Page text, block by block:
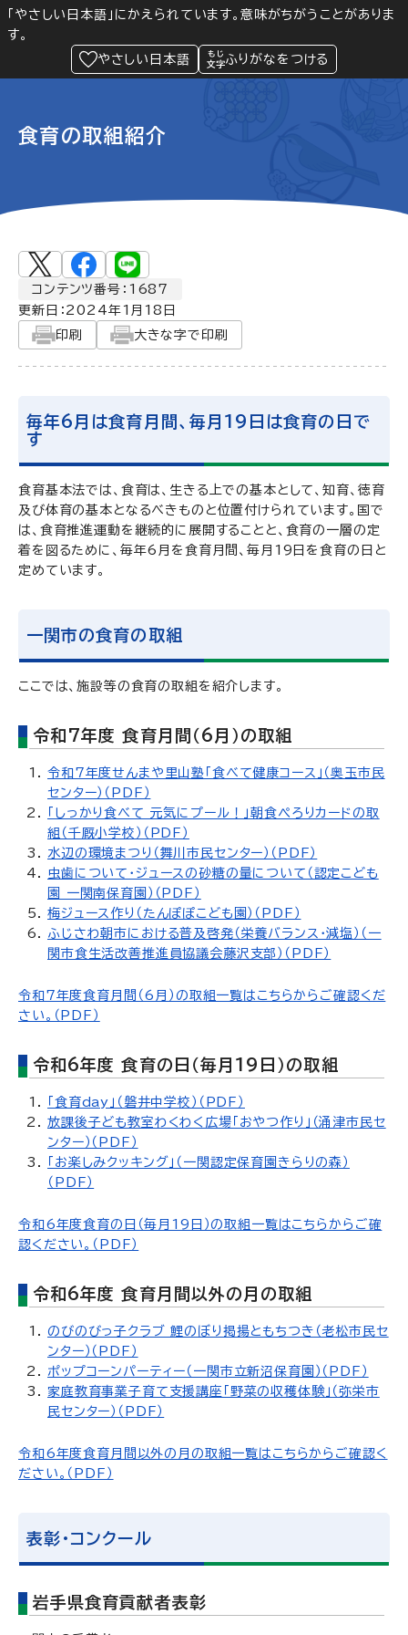
「やさしい日本語」にかえられています。意味がちがうことがありま
す。
やさしい日本語
ふりがなをつける
Language 閲覧支援
緊急情報
食育の取組紹介
コンテンツ番号：1687
更新日： 2024年1月18日
印刷
大きな字で印刷
毎年6月は食育月間、毎月19日は食育の日で
す
食育基本法では、食育は、生きる上での基本として、知育、徳育
及び体育の基本となるべきものと位置付けられています。国で
は、食育推進運動を継続的に展開することと、食育の一層の定
着を図るために、毎年6月を食育月間、毎月19日を食育の日と
定めています。
一関市の食育の取組
ここでは、施設等の食育の取組を紹介します。
令和7年度 食育月間（6月）の取組
令和7年度せんまや里山塾「食べて健康コース」（奥玉市民
センター）（PDF）
「しっかり食べて 元気にプール！」朝食ぺろりカードの取
組（千厩小学校）（PDF）
水辺の環境まつり（舞川市民センター）（PDF）
虫歯について・ジュースの砂糖の量について（認定こども
園 一関南保育園）（PDF）
梅ジュース作り（たんぽぽこども園）（PDF）
ふじさわ朝市における普及啓発（栄養バランス・減塩）（一
関市食生活改善推進員協議会藤沢支部）（PDF）
令和7年度食育月間（6月）の取組一覧はこちらからご確認くだ
さい。（PDF）
令和6年度 食育の日（毎月19日）の取組
「食育day」（磐井中学校）（PDF）
放課後子ども教室わくわく広場「おやつ作り」（涌津市民セ
ンター）（PDF）
「お楽しみクッキング」（一関認定保育園きらりの森）
（PDF）
令和6年度食育の日（毎月19日）の取組一覧はこちらからご確
認ください。（PDF）
令和6年度 食育月間以外の月の取組
のびのびっ子クラブ 鯉のぼり掲揚ともちつき（老松市民セ
ンター）（PDF）
ポップコーンパーティー（一関市立新沼保育園）（PDF）
家庭教育事業子育て支援講座「野菜の収穫体験」（弥栄市
民センター）（PDF）
令和6年度食育月間以外の月の取組一覧はこちらからご確認く
ださい。（PDF）
表彰・コンクール
岩手県食育貢献者表彰